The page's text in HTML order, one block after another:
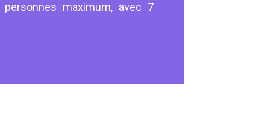
maximum, avec 7